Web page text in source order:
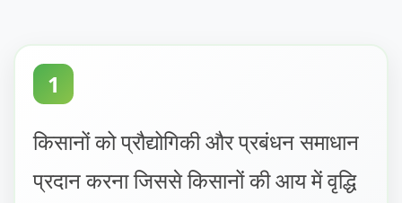
1
किसानों को प्रौद्योगिकी और प्रबंधन समाधान
प्रदान करना जिससे किसानों की आय में वृद्धि